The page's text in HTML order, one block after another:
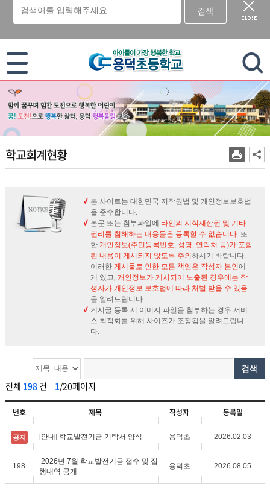
이 누리집은 대한민국 공식 전자정부 누리집입니다.
검색
학교회계현황
본 사이트는 대한민국 저작권법 및 개인정보보호법
을 준수합니다.
본문 또는 첨부파일에 타인의 지식재산권 및 기타
권리를 침해하는 내용물은 등록할 수 없습니다. 또
한 개인정보(주민등록번호, 성명, 연락처 등)가 포함
된 내용이 게시되지 않도록 주의하시기 바랍니다.
이러한 게시물로 인한 모든 책임은 작성자 본인에
게 있고, 개인정보가 게시되어 노출된 경우에는 작
성자가 개인정보 보호법에 따라 처벌 받을 수 있음
을 알려드립니다.
게시글 등록 시 이미지 파일을 첨부하는 경우 서비
스 최적화를 위해 사이즈가 조정됨을 알려드립니
다.
전체 198 건 1 /20페이지
검색
번호 제목 작성자 등록일
공지 [안내] 학교발전기금 기탁서 양식 용덕초 2026.02.03
198
2026년 7월 학교발전기금 접수 및 집
행내역 공개
용덕초 2026.08.05